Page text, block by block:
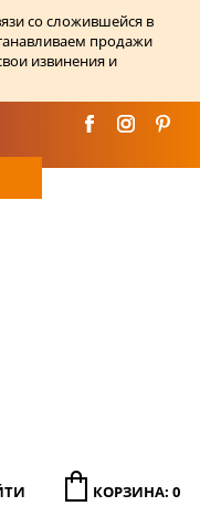
со сложившейся в
продажи
извинения и
КОРЗИНА: 0